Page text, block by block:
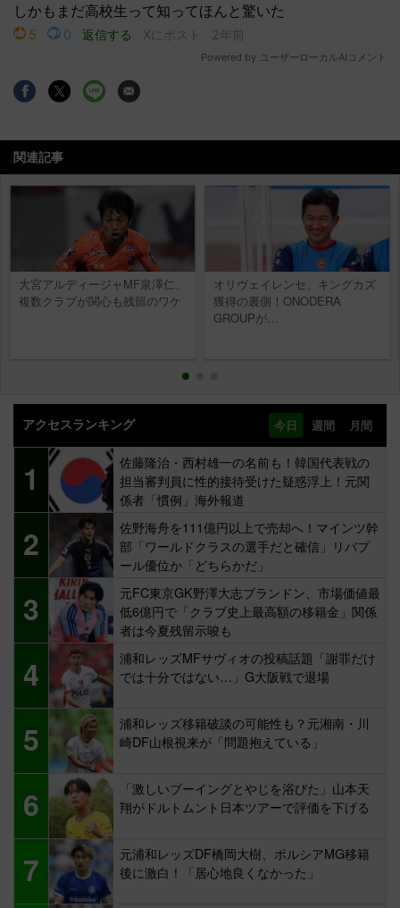
関連記事
大宮アルディージャMF泉澤仁、
複数クラブが関心も残留のワケ
オリヴェイレンセ、キングカズ
獲得の裏側！ONODERA
GROUPが…
アクセスランキング 今日 週間 月間
1
佐藤隆治・西村雄一の名前も！韓国代表戦の
担当審判員に性的接待受けた疑惑浮上！元関
係者「慣例」海外報道
2
佐野海舟を111億円以上で売却へ！マインツ幹
部「ワールドクラスの選手だと確信」リバプ
ール優位か「どちらかだ」
3
元FC東京GK野澤大志ブランドン、市場価値最
低6億円で「クラブ史上最高額の移籍金」関係
者は今夏残留示唆も
4
浦和レッズMFサヴィオの投稿話題「謝罪だけ
では十分ではない…」G大阪戦で退場
5
浦和レッズ移籍破談の可能性も？元湘南・川
崎DF山根視来が「問題抱えている」
6
「激しいブーイングとやじを浴びた」山本天
翔がドルトムント日本ツアーで評価を下げる
7
元浦和レッズDF橋岡大樹、ボルシアMG移籍
後に激白！「居心地良くなかった」